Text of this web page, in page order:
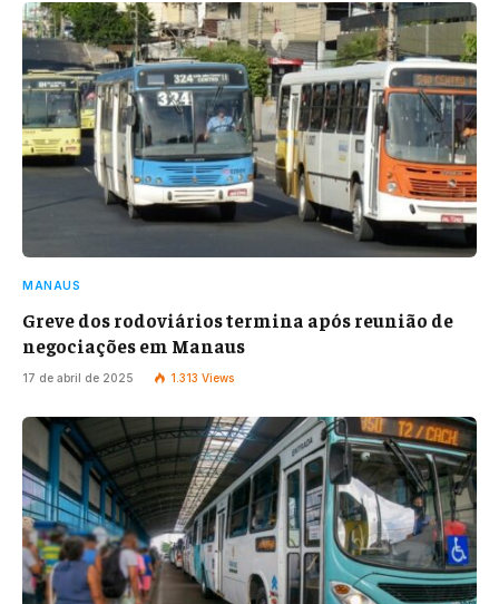
MANAUS
Greve dos rodoviários termina após reunião de
negociações em Manaus
17 de abril de 2025 1.313 Views